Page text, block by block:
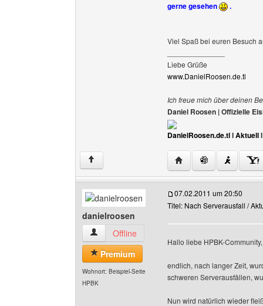
gerne gesehen
.
Viel Spaß bei euren Besuch
Liebe Grüße
www.DanielRoosen.de.tl
Ich freue mich über deinen
Daniel Roosen | Offizielle
DanielRoosen.de.tlIAktuell
↑ Website dieses
danielroosen
danielroosen Benutzer-Profile anzeigen
Offline
Premium
Wohnort: Beispiel-Seite
HPBK
07.02.2011 um 20:50
Titel: Nach Serverausfall /
Hallo liebe HPBK-Community,
endlich, nach langer Zeit,
schweren Serverausfällen,
Nun wird natürlich wieder